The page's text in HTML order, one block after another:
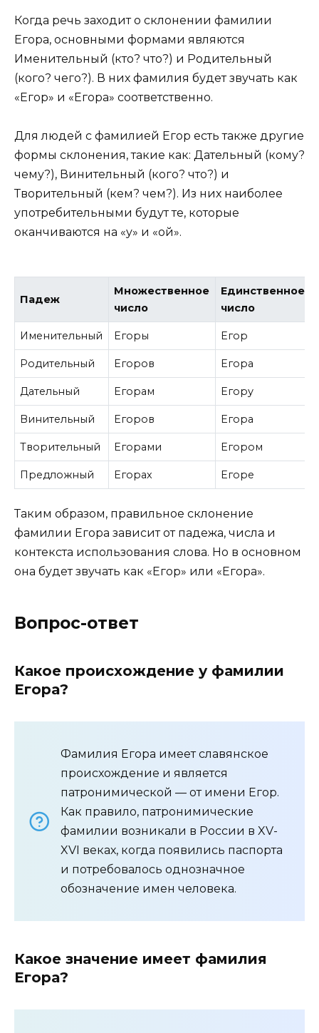
Когда речь заходит о склонении фамилии
Егора, основными формами являются
Именительный (кто? что?) и Родительный
(кого? чего?). В них фамилия будет звучать как
«Егор» и «Егора» соответственно.
Для людей с фамилией Егор есть также другие
формы склонения, такие как: Дательный (кому?
чему?), Винительный (кого? что?) и
Творительный (кем? чем?). Из них наиболее
употребительными будут те, которые
оканчиваются на «у» и «ой».
Падеж
Множественное
число
Единственное
число
Именительный Егоры Егор
Родительный Егоров Егора
Дательный Егорам Егору
Винительный Егоров Егора
Творительный Егорами Егором
Предложный Егорах Егоре
Таким образом, правильное склонение
фамилии Егора зависит от падежа, числа и
контекста использования слова. Но в основном
она будет звучать как «Егор» или «Егора».
Вопрос-ответ
Какое происхождение у фамилии
Егора?
Фамилия Егора имеет славянское
происхождение и является
патронимической — от имени Егор.
Как правило, патронимические
фамилии возникали в России в XV-
XVI веках, когда появились паспорта
и потребовалось однозначное
обозначение имен человека.
Какое значение имеет фамилия
Егора?